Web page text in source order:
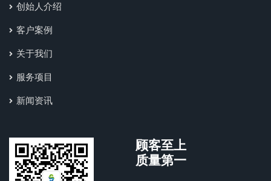
创始人介绍
客户案例
关于我们
服务项目
新闻资讯
顾客至上
质量第一